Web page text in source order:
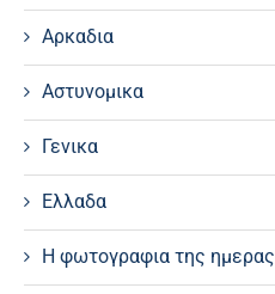
Αρκαδια
Αστυνομικα
Γενικα
Ελλαδα
Η φωτογραφια της ημερας